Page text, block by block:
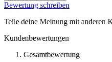
Bewertung schreiben
Teile deine Meinung mit anderen
Kundenbewertungen
Gesamtbewertung